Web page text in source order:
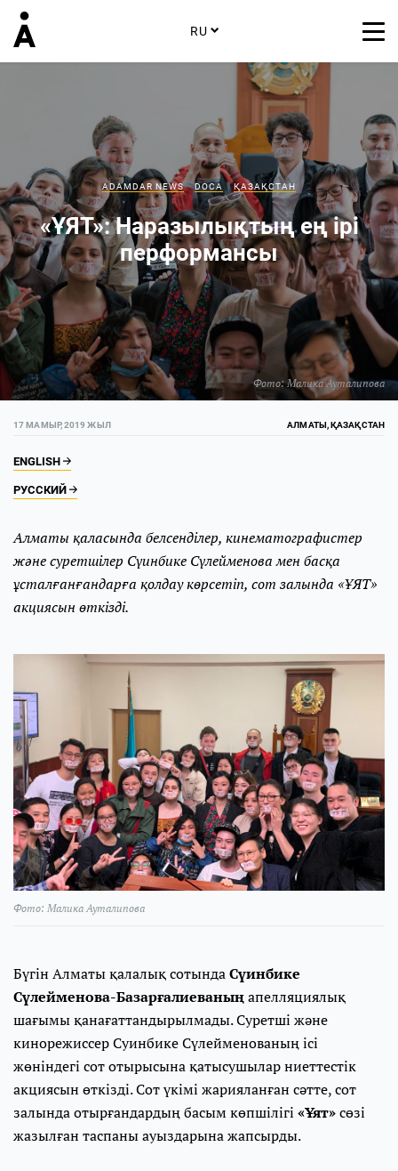
RU
Фото:Малика Ауталипова
ADAMDAR NEWS DOCA ҚАЗАҚСТАН
«ҰЯТ»: Наразылықтың ең ірі
перформансы
17 МАМЫР, 2019 ЖЫЛ АЛМАТЫ, ҚАЗАҚСТАН
ENGLISH
РУССКИЙ
Алматы қаласында белсенділер, кинематографистер
және суретшілер Сүинбике Сүлейменова мен басқа
ұсталғанғандарға қолдау көрсетіп, сот залында «ҰЯТ»
акциясын өткізді.
Фото: Малика Ауталипова
Бүгін Алматы қалалық сотындаСүинбике
Сүлейменова-Базарғалиеваныңапелляциялық
шағымы қанағаттандырылмады. Суретші және
кинорежиссер Суинбике Сүлейменованың ісі
жөніндегі сот отырысына қатысушылар ниеттестік
акциясын өткізді. Сот үкімі жарияланған сәтте, сот
залында отырғандардың басым көпшілігі «Ұят»сөзі
жазылған таспаны ауыздарына жапсырды.